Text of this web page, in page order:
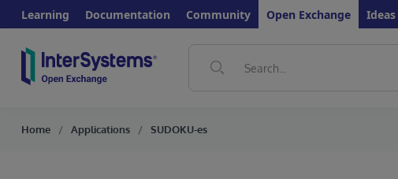
Learning Documentation Community Open Exchange
Home Applications SUDOKU-es